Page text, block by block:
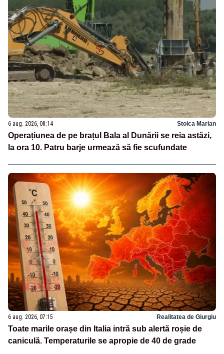
6 aug. 2026, 08:14 Stoica Marian
Operațiunea de pe brațul Bala al Dunării se reia astăzi,
la ora 10. Patru barje urmează să fie scufundate
6 aug. 2026, 07:15 Realitatea de Giurgiu
Toate marile orașe din Italia intră sub alertă roșie de
caniculă. Temperaturile se apropie de 40 de grade